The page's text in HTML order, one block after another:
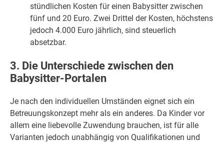
stündlichen Kosten für einen Babysitter zwischen
fünf und 20 Euro. Zwei Drittel der Kosten, höchstens
jedoch 4.000 Euro jährlich, sind steuerlich
absetzbar.
3. Die Unterschiede zwischen den
Babysitter-Portalen
Je nach den individuellen Umständen eignet sich ein
Betreuungskonzept mehr als ein anderes. Da Kinder vor
allem eine liebevolle Zuwendung brauchen, ist für alle
Varianten jedoch unabhängig von Qualifikationen und